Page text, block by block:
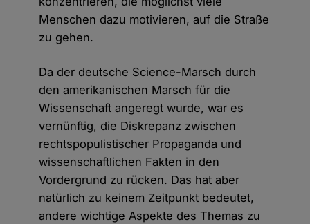
Menschen dazu motivieren, auf die Straße
zu gehen.
Da der deutsche Science-Marsch durch
den amerikanischen Marsch für die
Wissenschaft angeregt wurde, war es
vernünftig, die Diskrepanz zwischen
rechtspopulistischer Propaganda und
wissenschaftlichen Fakten in den
Vordergrund zu rücken. Das hat aber
natürlich zu keinem Zeitpunkt bedeutet,
andere wichtige Aspekte des Themas zu